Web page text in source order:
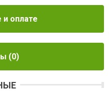
и оплате
(0)